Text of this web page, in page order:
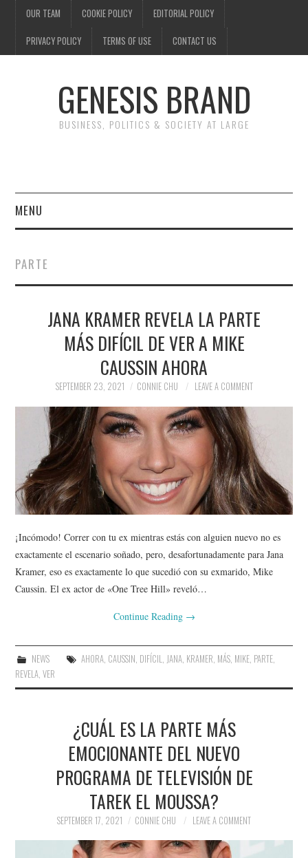
OUR TEAM COOKIE POLICY EDITORIAL POLICY
PRIVACY POLICY TERMS OF USE CONTACT US
GENESIS BRAND
BUSINESS, POLITICS & SOCIETY AT LARGE
MENU
FINANCE
NEWS
POLITICS
SOCIETY
SPORTS
TECHNOLOGY
PARTE
JANA KRAMER REVELA LA PARTE
MÁS DIFÍCIL DE VER A MIKE
CAUSSIN AHORA
SEPTEMBER 23, 2021 CONNIE CHU LEAVE A COMMENT
¡Incómodo! Correr con tu ex mientras estás con alguien nuevo no es
exactamente el escenario soñado, pero, desafortunadamente para Jana
Kramer, eso es exactamente lo que sucedió con su exmarido, Mike
Caussin. El ex actor de «One Tree Hill» reveló…
Continue Reading →
NEWS AHORA, CAUSSIN, DIFÍCIL, JANA, KRAMER, MÁS, MIKE, PARTE,
REVELA,VER
¿CUÁL ES LA PARTE MÁS
EMOCIONANTE DEL NUEVO
PROGRAMA DE TELEVISIÓN DE
TAREK EL MOUSSA?
SEPTEMBER 17, 2021 CONNIE CHU LEAVE A COMMENT